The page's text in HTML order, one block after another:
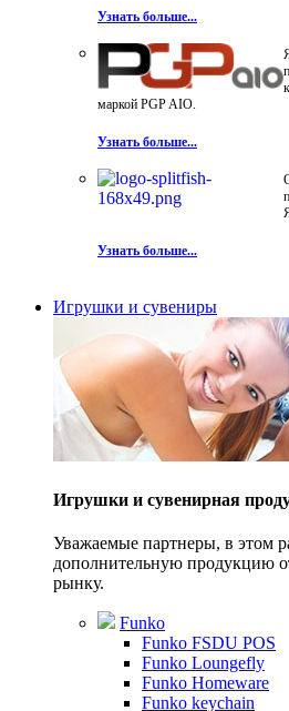
Узнать больше...
маркой PGP AIO.
Узнать больше...
Узнать больше...
Игрушки и сувениры
Игрушки и сувенирная
Уважаемые партнеры, в этом
дополнительную продукцию
рынку.
Funko
Funko FSDU POS
Funko Loungefly
Funko Homeware
Funko keychain